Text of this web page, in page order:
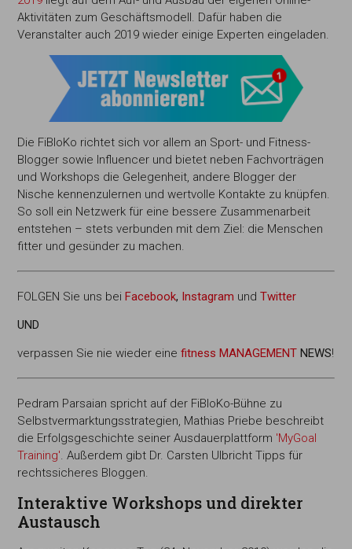
Aktivitäten zum Geschäftsmodell. Dafür haben die
Veranstalter auch 2019 wieder einige Experten eingeladen.
Die FiBloKo richtet sich vor allem an Sport- und Fitness-
Blogger sowie Influencer und bietet neben Fachvorträgen
und Workshops die Gelegenheit, andere Blogger der
Nische kennenzulernen und wertvolle Kontakte zu knüpfen.
So soll ein Netzwerk für eine bessere Zusammenarbeit
entstehen – stets verbunden mit dem Ziel: die Menschen
fitter und gesünder zu machen.
FOLGEN Sie uns beiFacebook, Instagram undTwitter
UND
verpassen Sie nie wieder einefitness MANAGEMENT NEWS!
Pedram Parsaian spricht auf der FiBloKo-Bühne zu
Selbstvermarktungsstrategien, Mathias Priebe beschreibt
die Erfolgsgeschichte seiner Ausdauerplattform 'MyGoal
Training'. Außerdem gibt Dr. Carsten Ulbricht Tipps für
rechtssicheres Bloggen.
Interaktive Workshops und direkter
Austausch